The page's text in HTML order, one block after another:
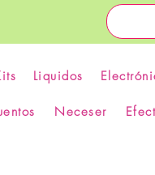
Liquidos
Neceser